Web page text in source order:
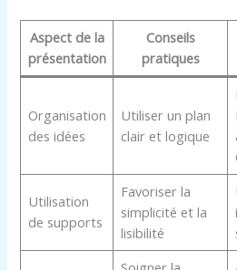
Aspect de la
présentation
Conseils
pratiques
Organisation
des idées
Utiliser un plan
clair et logique
Utilisation
de supports
Favoriser la
simplicité et la
lisibilité